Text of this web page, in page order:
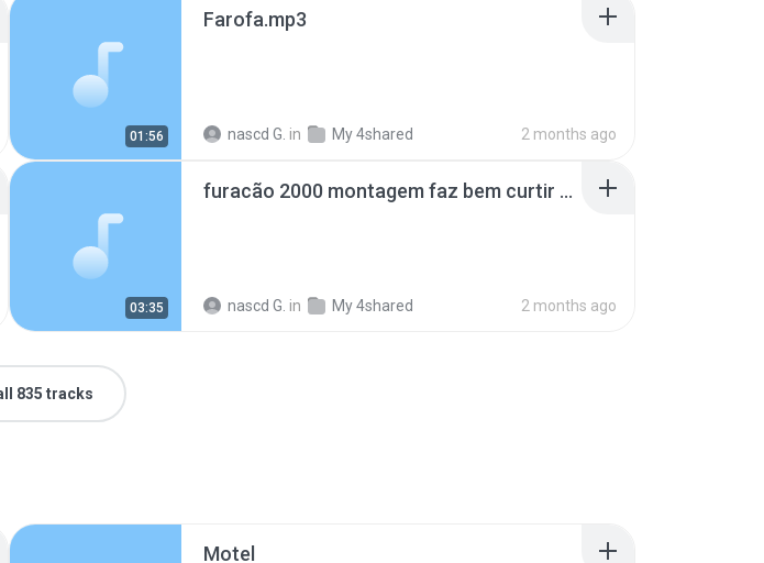
01:56
Farofa.mp3
nascd G. in My 4shared 2 months ago
03:35
furacão 2000 montagem faz bem curtir a vida.mp3
nascd G. in My 4shared 2 months ago
835 tracks
Motel